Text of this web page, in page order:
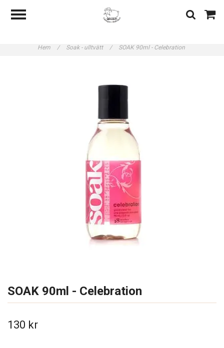
Hem / Soak - ulltvätt / SOAK 90ml - Celebration
SOAK 90ml - Celebration
130 kr